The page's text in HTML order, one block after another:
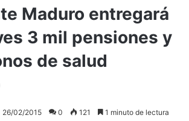
Maduro entregará
3 mil pensiones y
de salud
26/02/2015 0 121 1 minuto de lectura